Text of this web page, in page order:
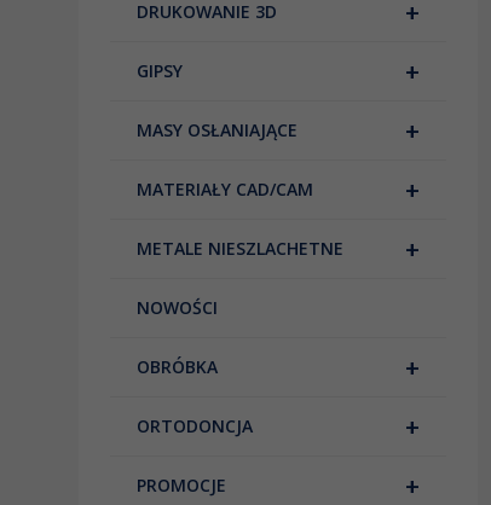
+
DRUKOWANIE 3D
+
GIPSY
+
MASY OSŁANIAJĄCE
+
MATERIAŁY CAD/CAM
+
METALE NIESZLACHETNE
NOWOŚCI
+
OBRÓBKA
+
ORTODONCJA
+
PROMOCJE